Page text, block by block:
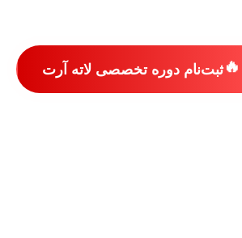
🔥ثبت‌نام دوره تخصصی لاته آرت